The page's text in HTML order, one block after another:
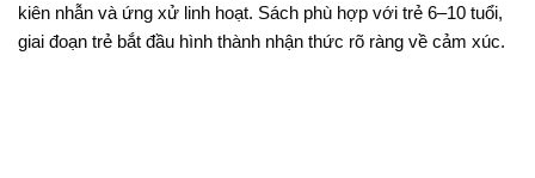
kiên nhẫn và ứng xử linh hoạt. Sách phù hợp với trẻ 6–10 tuổi,
giai đoạn trẻ bắt đầu hình thành nhận thức rõ ràng về cảm xúc.